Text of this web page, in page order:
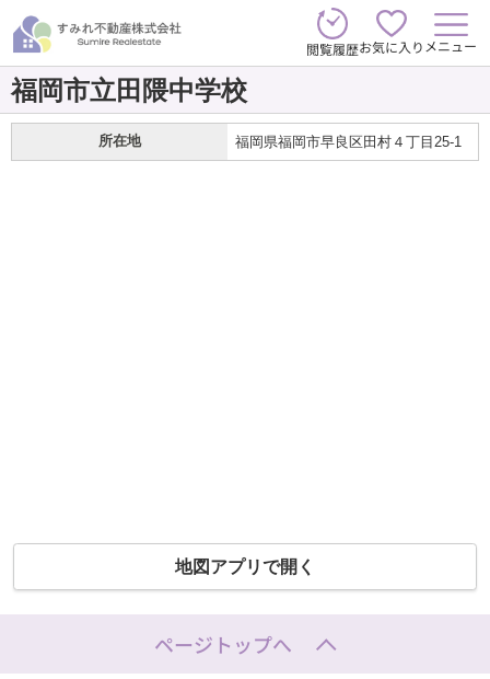
閲覧履歴お気に入り メニュー
福岡市立田隈中学校
所在地 福岡県福岡市早良区田村４丁目25-1
地図アプリで開く
ページトップへ